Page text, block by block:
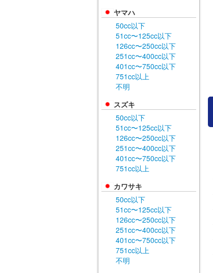
ヤマハ
50cc以下
51cc〜125cc以下
126cc〜250cc以下
251cc〜400cc以下
401cc〜750cc以下
751cc以上
不明
スズキ
50cc以下
51cc〜125cc以下
126cc〜250cc以下
251cc〜400cc以下
401cc〜750cc以下
751cc以上
カワサキ
50cc以下
51cc〜125cc以下
126cc〜250cc以下
251cc〜400cc以下
401cc〜750cc以下
751cc以上
不明